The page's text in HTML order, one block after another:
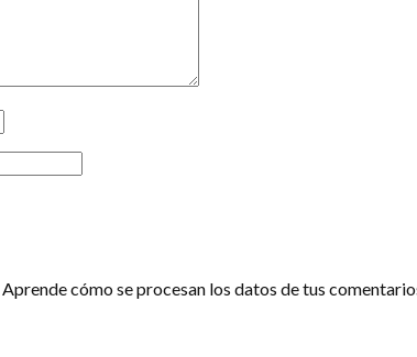
Aprende cómo se procesan los datos de tus